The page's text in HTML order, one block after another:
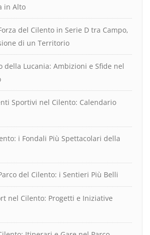
in Alto
del Cilento in Serie D tra Campo,
di un Territorio
della Lucania: Ambizioni e Sfide nel
Sportivi nel Cilento: Calendario
i Fondali Più Spettacolari della
del Cilento: i Sentieri Più Belli
nel Cilento: Progetti e Iniziative